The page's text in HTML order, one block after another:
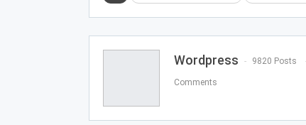
Wordpress 9820 Posts
Comments